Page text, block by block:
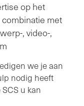
op het
met
, video-,
we je aan
nodig heeft
u kan